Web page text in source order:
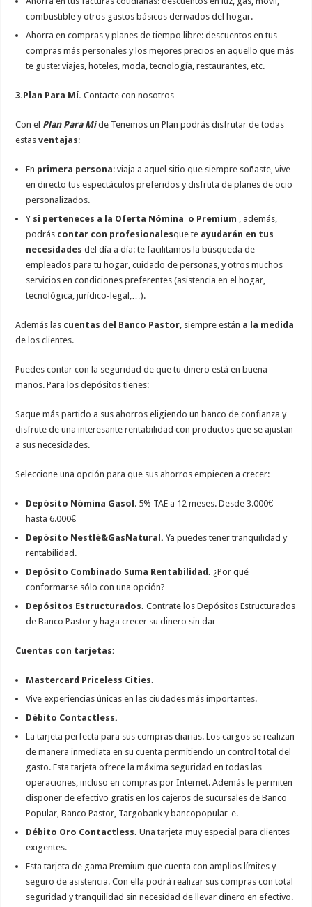
combustible y otros gastos básicos derivados del hogar.
Ahorra en compras y planes de tiempo libre: descuentos en tus
compras más personales y los mejores precios en aquello que más
te guste: viajes, hoteles, moda, tecnología, restaurantes, etc.
3.Plan Para Mí.Contacte con nosotros
Con el Plan Para Míde Tenemos un Plan podrás disfrutar de todas
estasventajas:
En primera persona: viaja a aquel sitio que siempre soñaste, vive
en directo tus espectáculos preferidos y disfruta de planes de ocio
personalizados.
Y si perteneces a la Oferta Nómina o Premium , además,
podrás contar con profesionalesque te ayudarán en tus
necesidades del día a día: te facilitamos la búsqueda de
empleados para tu hogar, cuidado de personas, y otros muchos
servicios en condiciones preferentes (asistencia en el hogar,
tecnológica, jurídico-legal,…).
Además las cuentas del Banco Pastor , siempre están a la medida
de los clientes.
Puedes contar con la seguridad de que tu dinero está en buena
manos. Para los depósitos tienes:
Saque más partido a sus ahorros eligiendo un banco de confianza y
disfrute de una interesante rentabilidad con productos que se ajustan
a sus necesidades.
Seleccione una opción para que sus ahorros empiecen a crecer:
Depósito Nómina Gasol. 5% TAE a 12 meses. Desde 3.000€
hasta 6.000€
Depósito Nestlé&GasNatural.Ya puedes tener tranquilidad y
rentabilidad.
Depósito Combinado Suma Rentabilidad. ¿Por qué
conformarse sólo con una opción?
Depósitos Estructurados.Contrate los Depósitos Estructurados
de Banco Pastor y haga crecer su dinero sin dar
Cuentas con tarjetas:
Mastercard Priceless Cities.
Vive experiencias únicas en las ciudades más importantes.
Débito Contactless.
La tarjeta perfecta para sus compras diarias. Los cargos se realizan
de manera inmediata en su cuenta permitiendo un control total del
gasto. Esta tarjeta ofrece la máxima seguridad en todas las
operaciones, incluso en compras por Internet. Además le permiten
disponer de efectivo gratis en los cajeros de sucursales de Banco
Popular, Banco Pastor, Targobank y bancopopular-e.
Débito Oro Contactless.Una tarjeta muy especial para clientes
exigentes.
Esta tarjeta de gama Premium que cuenta con amplios límites y
seguro de asistencia. Con ella podrá realizar sus compras con total
seguridad y tranquilidad sin necesidad de llevar dinero en efectivo.